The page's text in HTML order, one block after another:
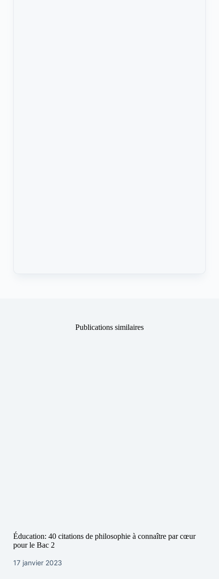
Publications similaires
Éducation: 40 citations de philosophie à connaître par cœur
pour le Bac 2
17 janvier 2023